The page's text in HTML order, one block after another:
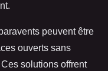
peuvent être
ouverts sans
solutions offrent